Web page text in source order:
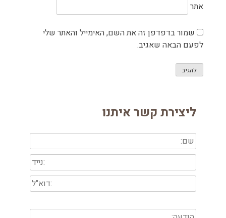
אתר
שמור בדפדפן זה את השם, האימייל והאתר שלי
לפעם הבאה שאגיב.
ליצירת קשר איתנו